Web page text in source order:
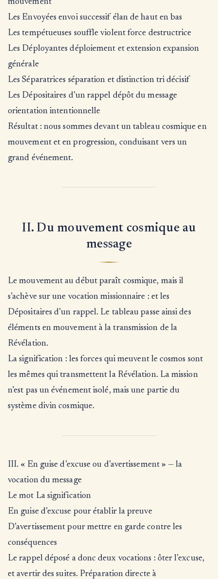
mouvement
Les Envoyées envoi successif élan de haut en bas
Les tempétueuses souffle violent force destructrice
Les Déployantes déploiement et extension expansion
générale
Les Séparatrices séparation et distinction tri décisif
Les Dépositaires d’un rappel dépôt du message
orientation intentionnelle
Résultat : nous sommes devant un tableau cosmique en
mouvement et en progression, conduisant vers un
grand événement.
II. Du mouvement cosmique au
message
Le mouvement au début paraît cosmique, mais il
s’achève sur une vocation missionnaire : et les
Dépositaires d’un rappel. Le tableau passe ainsi des
éléments en mouvement à la transmission de la
Révélation.
La signification : les forces qui meuvent le cosmos sont
les mêmes qui transmettent la Révélation. La mission
n’est pas un événement isolé, mais une partie du
système divin cosmique.
III. « En guise d’excuse ou d’avertissement » — la
vocation du message
Le mot La signification
En guise d’excuse pour établir la preuve
D’avertissement pour mettre en garde contre les
conséquences
Le rappel déposé a donc deux vocations : ôter l’excuse,
et avertir des suites. Préparation directe à